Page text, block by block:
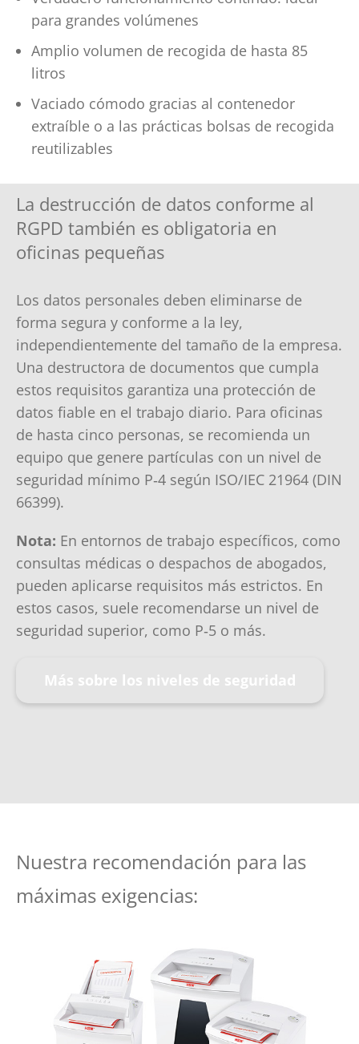
para grandes volúmenes
Amplio volumen de recogida de hasta 85
litros
Vaciado cómodo gracias al contenedor
extraíble o a las prácticas bolsas de recogida
reutilizables
La destrucción de datos conforme al
RGPD también es obligatoria en
oficinas pequeñas
Los datos personales deben eliminarse de
forma segura y conforme a la ley,
independientemente del tamaño de la empresa.
Una destructora de documentos que cumpla
estos requisitos garantiza una protección de
datos fiable en el trabajo diario. Para oficinas
de hasta cinco personas, se recomienda un
equipo que genere partículas con un nivel de
seguridad mínimo P‑4 según ISO/IEC 21964 (DIN
66399).
Nota: En entornos de trabajo específicos, como
consultas médicas o despachos de abogados,
pueden aplicarse requisitos más estrictos. En
estos casos, suele recomendarse un nivel de
seguridad superior, como P‑5 o más.
Más sobre los niveles de seguridad
Nuestra recomendación para las
máximas exigencias: